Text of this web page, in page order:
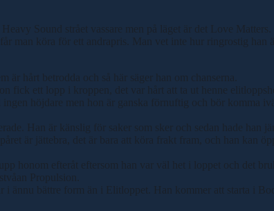
Sound strået vassare men på läget är det Love
köra för ett andrapris. Man vet inte hur ringrostig han
hårt betrodda och så här säger han om chanserna.
fick ett lopp i kroppen, det var hårt att ta ut henne
höjdare men hon är ganska förnuftig och bör komma
Han är känslig för saker som sker och sedan hade han
är jättebra, det är bara att köra frakt fram, och han kan
honom efteråt eftersom han var väl het i loppet och det
Propulsion.
ännu bättre form än i Elitloppet. Han kommer att starta i